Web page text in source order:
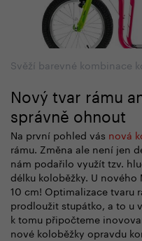
Svěží barevné kombinace
Nový tvar rámu
správně ohnout
Na první pohled vás nová
rámu. Změna ale není jen
nám podařilo využít tzv.
délku koloběžky. U
10 cm! Optimalizace tvaru
prodloužit stupátko, a to u
k tomu připočteme
nové koloběžky opravdu